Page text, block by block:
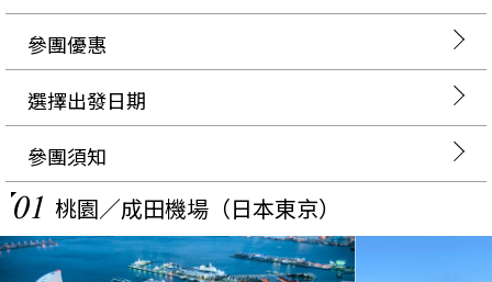
參團優惠
選擇出發日期
參團須知
01 桃園／成田機場（日本東京）